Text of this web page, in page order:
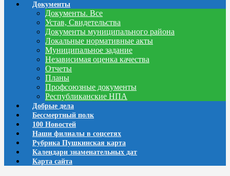
Документы
Документы. Все
Устав, Свидетельства
Документы муниципального района
Локальные нормативные акты
Муниципальное задание
Независимая оценка качества
Отчеты
Планы
Профсоюзные документы
Республиканские НПА
Добрые дела
Бессмертный полк
100 Новостей
Наши филиалы в соцсетях
Рубрика Пушкинская карта
Календари знаменательных дат
Карта сайта